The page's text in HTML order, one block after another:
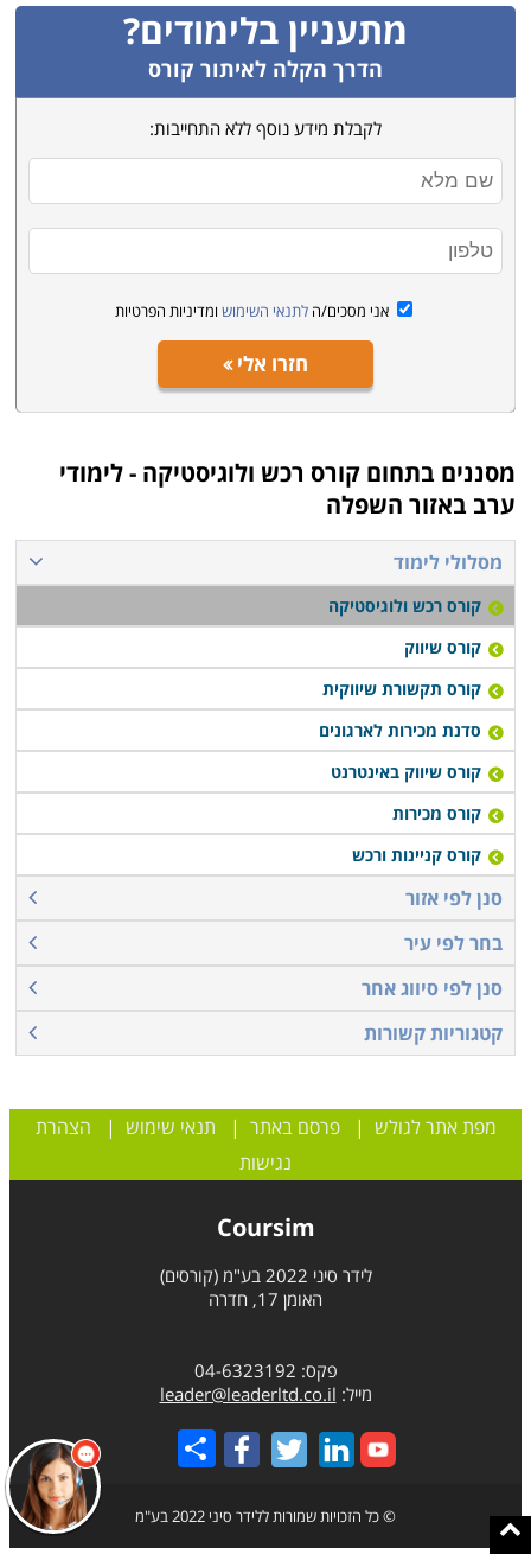
מתעניין בלימודים?
הדרך הקלה לאיתור קורס
לקבלת מידע נוסף ללא התחייבות:
אני מסכים/ה לתנאי השימוש ומדיניות הפרטיות
חזרו אלי
מסננים בתחום קורס רכש ולוגיסטיקה - לימודי
ערב באזור השפלה
מסלולי לימוד
קורס רכש ולוגיסטיקה
קורס שיווק
קורס תקשורת שיווקית
סדנת מכירות לארגונים
קורס שיווק באינטרנט
קורס מכירות
קורס קניינות ורכש
סנן לפי אזור
בחר לפי עיר
סנן לפי סיווג אחר
קטגוריות קשורות
מפת אתר לגולש |פרסם באתר | תנאי שימוש | הצהרת
נגישות
Coursim
לידר סיני 2022 בע"מ (קורסים)
האומן 17, חדרה
פקס: 04-6323192
מייל: leader@leaderltd.co.il
Share
© כל הזכויות שמורות ללידר סיני 2022 בע"מ